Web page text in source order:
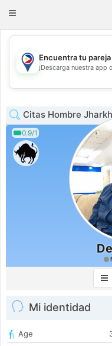
Toggle
💖
Encuentra tu
¡Descarga nuestra app
Citas Hombre
0.9/1
Mi identidad
Age